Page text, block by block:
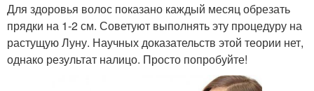
Для здоровья волос показано каждый месяц обрезать
прядки на 1-2 см. Советуют выполнять эту процедуру на
растущую Луну. Научных доказательств этой теории нет,
однако результат налицо. Просто попробуйте!